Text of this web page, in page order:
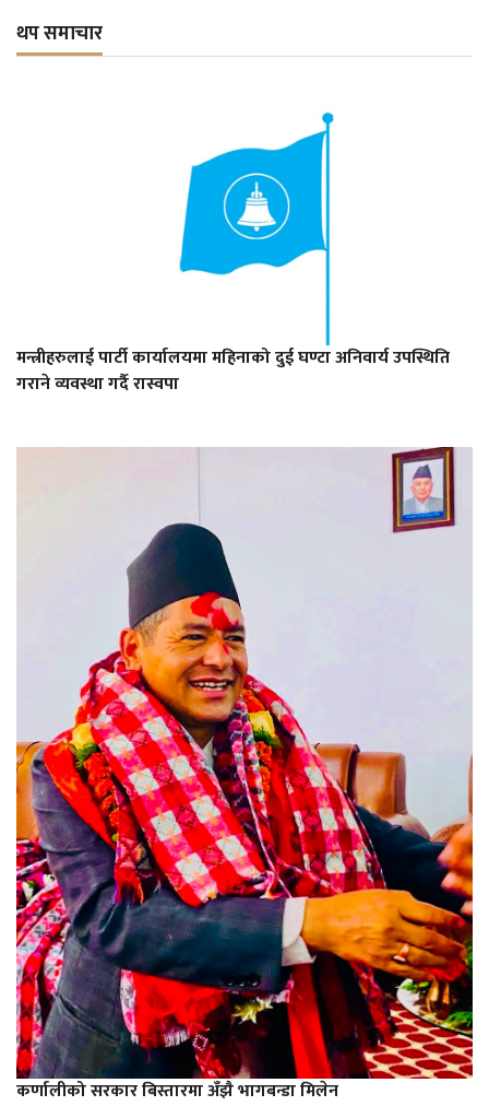
थप समाचार
मन्त्रीहरुलाई पार्टी कार्यालयमा महिनाको दुई घण्टा अनिवार्य उपस्थिति
गराने व्यवस्था गर्दै रास्वपा
कर्णालीको सरकार बिस्तारमा अँझै भागबन्डा मिलेन